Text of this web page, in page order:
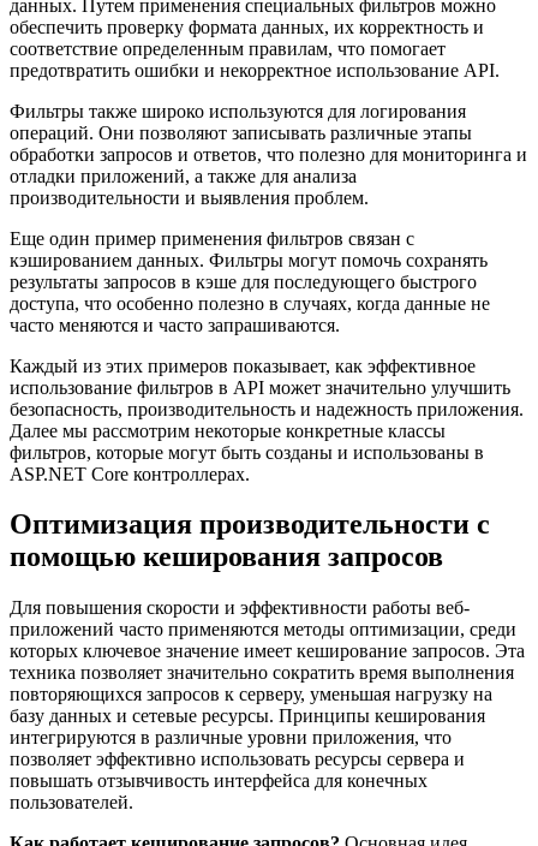
данных. Путем применения специальных фильтров можно
обеспечить проверку формата данных, их корректность и
соответствие определенным правилам, что помогает
предотвратить ошибки и некорректное использование API.
Фильтры также широко используются для логирования
операций. Они позволяют записывать различные этапы
обработки запросов и ответов, что полезно для мониторинга и
отладки приложений, а также для анализа
производительности и выявления проблем.
Еще один пример применения фильтров связан с
кэшированием данных. Фильтры могут помочь сохранять
результаты запросов в кэше для последующего быстрого
доступа, что особенно полезно в случаях, когда данные не
часто меняются и часто запрашиваются.
Каждый из этих примеров показывает, как эффективное
использование фильтров в API может значительно улучшить
безопасность, производительность и надежность приложения.
Далее мы рассмотрим некоторые конкретные классы
фильтров, которые могут быть созданы и использованы в
ASP.NET Core контроллерах.
Оптимизация производительности с
помощью кеширования запросов
Для повышения скорости и эффективности работы веб-
приложений часто применяются методы оптимизации, среди
которых ключевое значение имеет кеширование запросов. Эта
техника позволяет значительно сократить время выполнения
повторяющихся запросов к серверу, уменьшая нагрузку на
базу данных и сетевые ресурсы. Принципы кеширования
интегрируются в различные уровни приложения, что
позволяет эффективно использовать ресурсы сервера и
повышать отзывчивость интерфейса для конечных
пользователей.